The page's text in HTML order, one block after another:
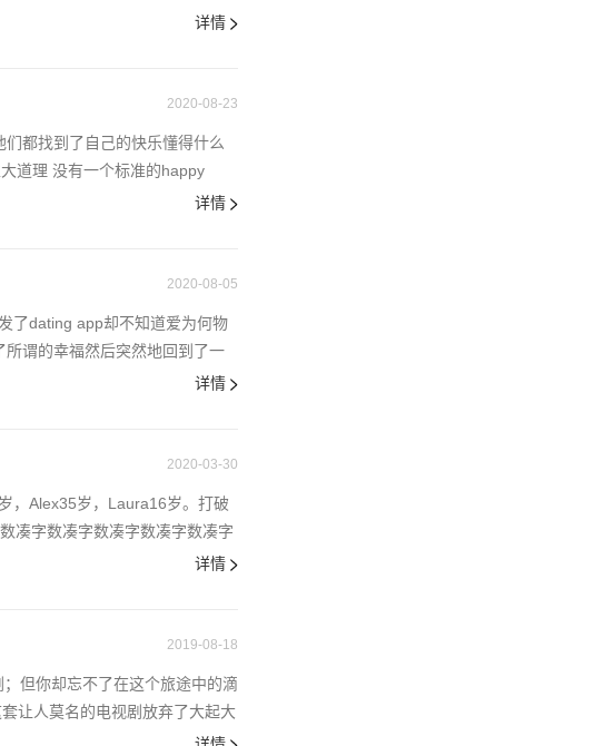
详情
2020-08-23
都找到了自己的快乐懂得什么
道理 没有一个标准的happy
详情
2020-08-05
了dating app却不知道爱为何物
谓的幸福然后突然地回到了一
详情
2020-03-30
，Alex35岁，Laura16岁。打破
凑字数凑字数凑字数凑字数凑字
详情
2019-08-18
但你却忘不了在这个旅途中的滴
让人莫名的电视剧放弃了大起大